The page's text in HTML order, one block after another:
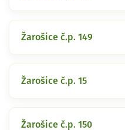
Žarošice č.p. 149
Žarošice č.p. 15
Žarošice č.p. 150